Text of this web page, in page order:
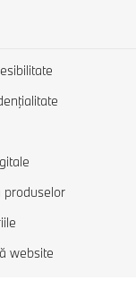
produselor
website